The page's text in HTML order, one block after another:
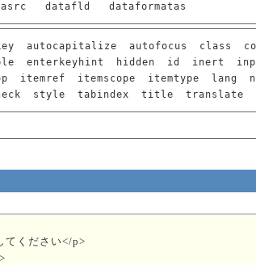
datafld dataformatas
autocapitalize autofocus class
enterkeyhint hidden id inert
itemref itemscope itemtype lang
style tabindex title translate
てください</p>